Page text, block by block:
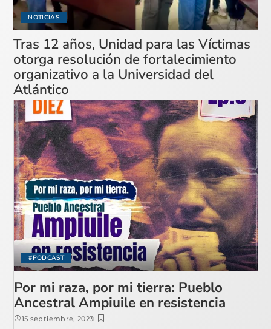
NOTICIAS
Tras 12 años, Unidad para las Víctimas
otorga resolución de fortalecimiento
organizativo a la Universidad del
Atlántico
#PODCAST
Por mi raza, por mi tierra: Pueblo
Ancestral Ampiuile en resistencia
15 septiembre, 2023